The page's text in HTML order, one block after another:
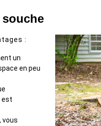
souche
:
un
en peu
est
vous